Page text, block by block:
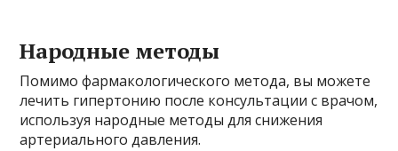
Народные методы
Помимо фармакологического метода, вы можете
лечить гипертонию после консультации с врачом,
используя народные методы для снижения
артериального давления.